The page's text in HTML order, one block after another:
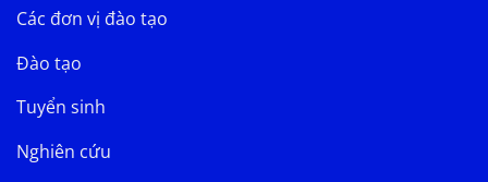
Các đơn vị đào tạo
Đào tạo
Tuyển sinh
Nghiên cứu